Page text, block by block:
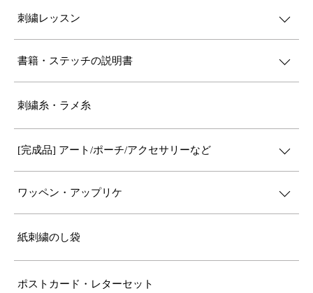
刺繍レッスン
書籍・ステッチの説明書
刺繍糸・ラメ糸
[完成品] アート/ポーチ/アクセサリーなど
ワッペン・アップリケ
紙刺繍のし袋
ポストカード・レターセット